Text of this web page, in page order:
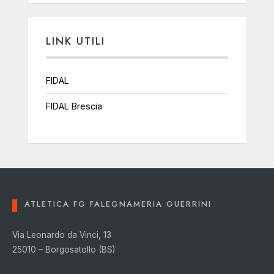
LINK UTILI
FIDAL
FIDAL Brescia
ATLETICA FG FALEGNAMERIA GUERRINI
Via Leonardo da Vinci, 13
25010 – Borgosatollo (BS)